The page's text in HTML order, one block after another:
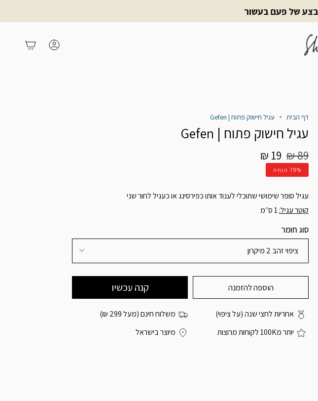
משתמש
דף הבית עגיל חישוק פתוח | Gefen
עגיל חישוק פתוח | Gefen
19 ₪מחיר
רגיל
89 ₪
79%הנחה
עגיל סופר שימושי שתוכלי לענוד אותו כפירסינג או כעגיל לחור שני
קוטר עגיל:
סוג חומר
ציפוי זהב 2 מיקרון
הוספה להזמנה
אחריות לחצי שנה (על ציפוי)
משלוח חינם (מעל 299 ₪)
יותר מ100K לקוחות מרוצות
מיוצר בישראל